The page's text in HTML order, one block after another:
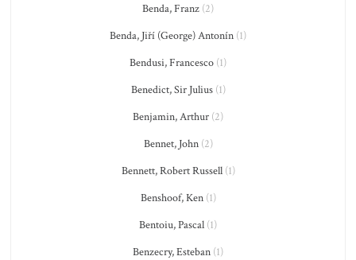
Benda, Franz (2)
Benda, Jiří (George) Antonín (1)
Bendusi, Francesco (1)
Benedict, Sir Julius(1)
Benjamin, Arthur (2)
Bennet, John(2)
Bennett, Robert Russell(1)
Benshoof, Ken(1)
Bentoiu, Pascal (1)
Benzecry, Esteban (1)